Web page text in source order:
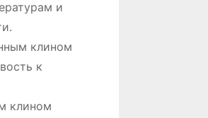
и
клином
к
клином